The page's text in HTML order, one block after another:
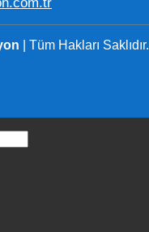
| Tüm Hakları Saklıdır.